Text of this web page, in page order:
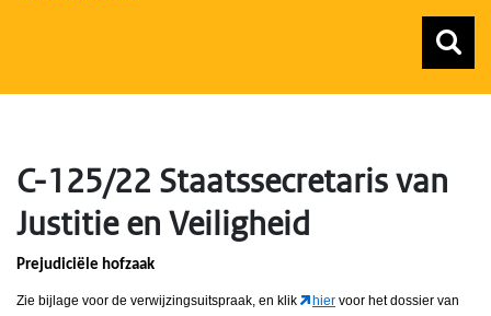
C-125/22 Staatssecretaris van
Justitie en Veiligheid
Prejudiciële hofzaak
Zie bijlage voor de verwijzingsuitspraak, en klik hier voor het dossier van